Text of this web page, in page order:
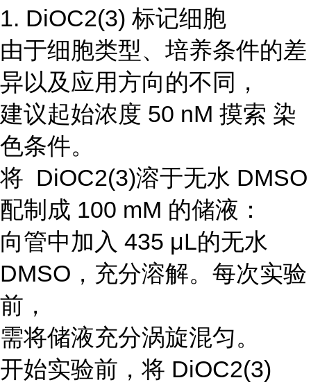
1. DiOC2(3) 标记细胞
由于细胞类型、培养条件的差
异以及应用方向的不同，
建议起始浓度 50 nM 摸索 染
色条件。
将 DiOC2(3)溶于无水 DMSO
配制成 100 mM 的储液：
向管中加入 435 μL的无水
DMSO，充分溶解。每次实验
前，
需将储液充分涡旋混匀。
开始实验前，将 DiOC2(3)